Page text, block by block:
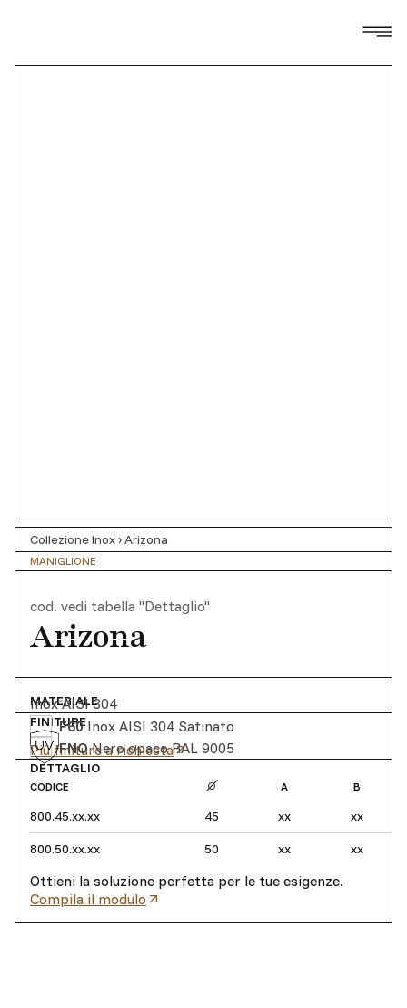
Collezione Inox›Arizona
MANIGLIONE
cod. vedi tabella "Dettaglio"
Arizona
MATERIALE
Inox AISI 304
FINITURE
F60 Inox AISI 304 Satinato
FNO Nero opaco RAL 9005
Più finiture a richiesta
DETTAGLIO
CODICE A B
800.45.xx.xx 45 xx
xx
800.50.xx.xx
50 xx xx
Ottieni la soluzione perfetta per le tue esigenze.
Compila il modulo